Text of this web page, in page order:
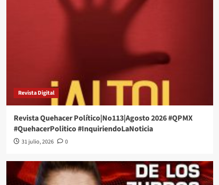
Revista Digital
Revista Quehacer Político|No113|Agosto 2026 #QPMX
#QuehacerPolitico #InquiriendoLaNoticia
31 julio, 2026 0